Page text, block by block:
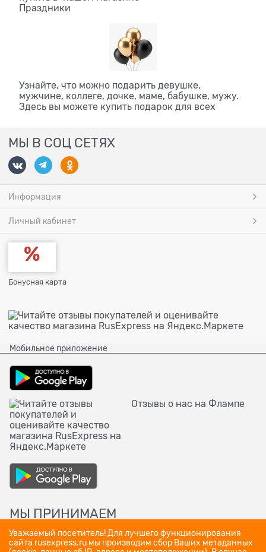
Праздники
Узнайте, что можно подарить девушке,
мужчине, коллеге, дочке, маме, бабушке, мужу.
Здесь вы можете купить подарок для всех
МЫ В СОЦ СЕТЯХ
Информация
Личный кабинет
Бонусная карта
Мобильное приложение
Отзывы о нас на Флампе
МЫ ПРИНИМАЕМ
Уважаемый посетитель! Для лучшего функционирования
сайта rusexpress.ru мы производим сбор Ваших метаданных